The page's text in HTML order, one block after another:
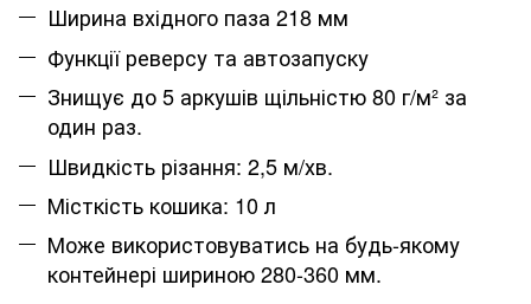
Ширина вхідного паза 218 мм
Функції реверсу та автозапуску
Знищує до 5 аркушів щільністю 80 г/м² за
один раз.
Швидкість різання: 2,5 м/хв.
Місткість кошика: 10 л
Може використовуватись на будь-якому
контейнері шириною 280-360 мм.